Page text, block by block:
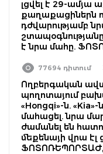
լցվել է 29-
քաղաքացիներն
դժվարությամբ
է նրա մահը.
77694 դիտում
Ողբերգական
պողոտայում
«Hongqi»-ն.
մահացել. նրա
ժամանել են
մեքենայի վրա էլ